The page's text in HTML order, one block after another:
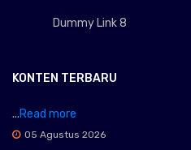
Dummy Link 8
KONTEN TERBARU
...Read more
05 Agustus 2026